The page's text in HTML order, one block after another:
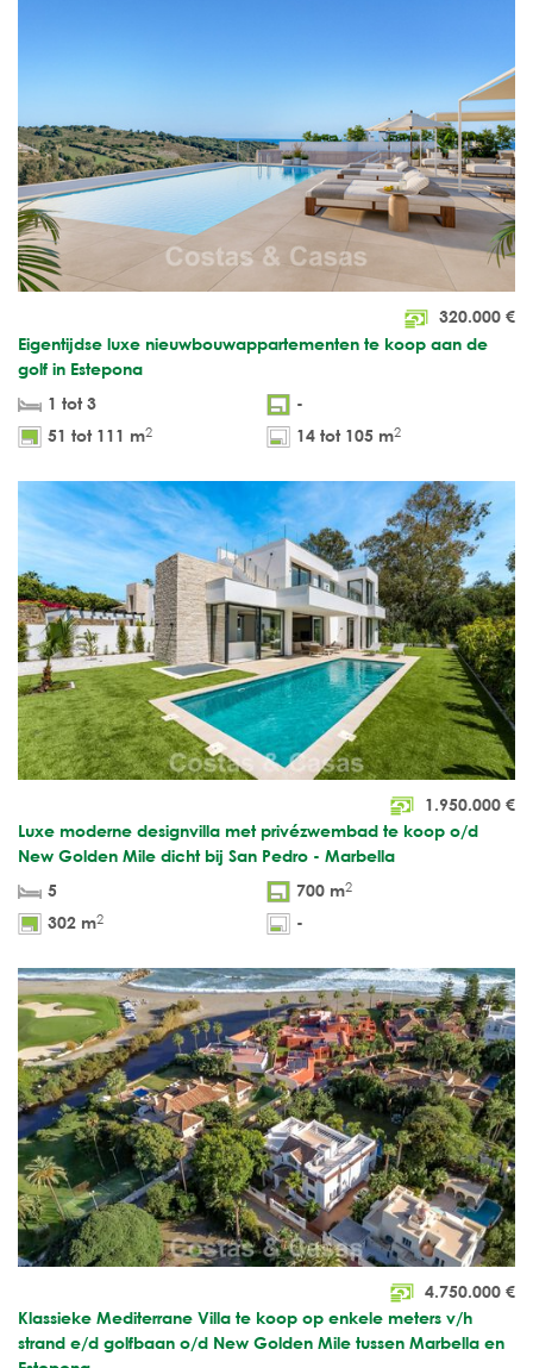
320.000 €
Eigentijdse luxe nieuwbouwappartementen te koop aan de
golf in Estepona
1 tot 3
-
51 tot 111 m2 14 tot 105 m2
1.950.000 €
Luxe moderne designvilla met privézwembad te koop o/d
New Golden Mile dicht bij San Pedro - Marbella
5
700 m2
302 m2 -
4.750.000 €
Klassieke Mediterrane Villa te koop op enkele meters v/h
strand e/d golfbaan o/d New Golden Mile tussen Marbella en